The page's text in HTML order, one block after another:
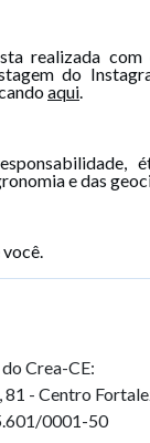
realizada
do
aqui.
e das
você.
Crea-CE:
81 - Centro
0001-50